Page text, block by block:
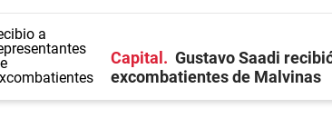
Capital
Gustavo Saadi
excombatientes de Malvinas